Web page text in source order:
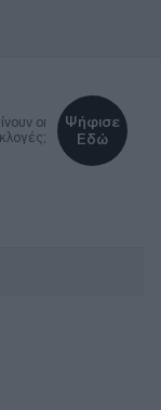
οι
Ψήφισε
Εδώ